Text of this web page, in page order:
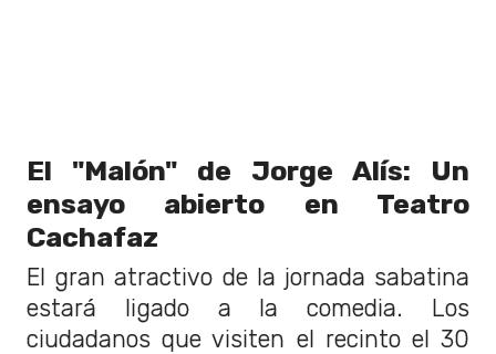
El "Malón" de Jorge Alís: Un
ensayo abierto en Teatro
Cachafaz
El gran atractivo de la jornada sabatina
estará ligado a la comedia. Los
ciudadanos que visiten el recinto el 30